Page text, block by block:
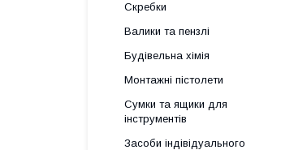
Скребки
Валики та пензлі
Будівельна хімія
Монтажні пістолети
Сумки та ящики для
інструментів
Засоби індівідуального